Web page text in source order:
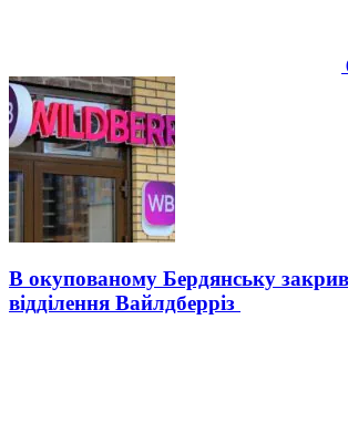
В окупованому Бердянську
відділення Вайлдберріз